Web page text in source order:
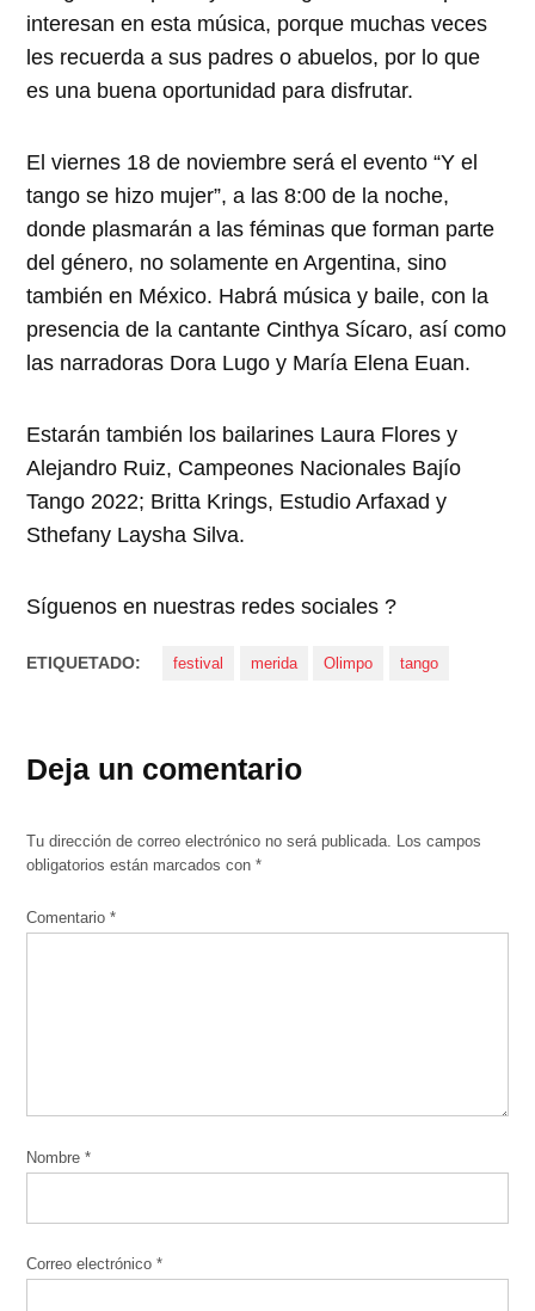
interesan en esta música, porque muchas veces
les recuerda a sus padres o abuelos, por lo que
es una buena oportunidad para disfrutar.
El viernes 18 de noviembre será el evento “Y el
tango se hizo mujer”, a las 8:00 de la noche,
donde plasmarán a las féminas que forman parte
del género, no solamente en Argentina, sino
también en México. Habrá música y baile, con la
presencia de la cantante Cinthya Sícaro, así como
las narradoras Dora Lugo y María Elena Euan.
Estarán también los bailarines Laura Flores y
Alejandro Ruiz, Campeones Nacionales Bajío
Tango 2022; Britta Krings, Estudio Arfaxad y
Sthefany Laysha Silva.
Síguenos en nuestras redes sociales ?
ETIQUETADO: festival merida Olimpo tango
Deja un comentario
Tu dirección de correo electrónico no será publicada.
Los campos
obligatorios están marcados con*
Comentario*
Nombre*
Correo electrónico*